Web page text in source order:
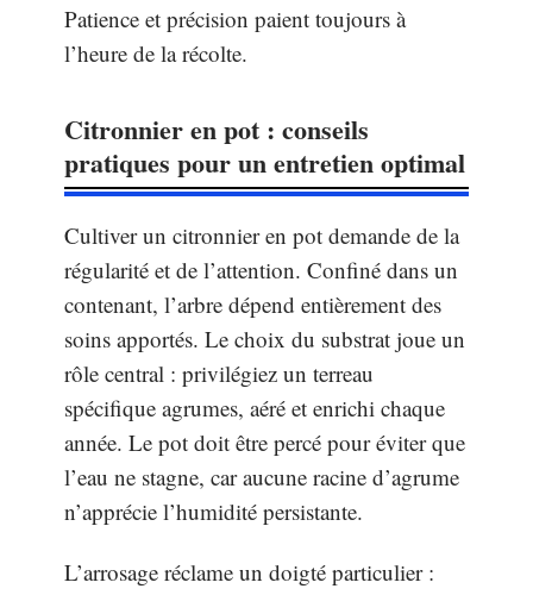
Patience et précision paient toujours à
l’heure de la récolte.
Citronnier en pot : conseils
pratiques pour un entretien optimal
Cultiver un citronnier en pot demande de la
régularité et de l’attention. Confiné dans un
contenant, l’arbre dépend entièrement des
soins apportés. Le choix du substrat joue un
rôle central : privilégiez un terreau
spécifique agrumes, aéré et enrichi chaque
année. Le pot doit être percé pour éviter que
l’eau ne stagne, car aucune racine d’agrume
n’apprécie l’humidité persistante.
L’arrosage réclame un doigté particulier :